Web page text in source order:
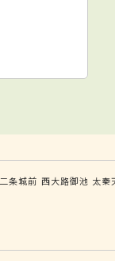
二条城前 西大路御池 太秦